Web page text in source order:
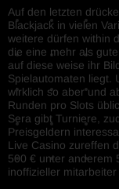
Auf den letzten
Blackjack in vielen
weitere dürfen within
die eine mehr als
auf diese weise ihr
Spielautomaten liegt.
wirklich so aber und
Runden pro Slots
Sera gibt Turniere,
Preisgeldern
Live Casino zureffen
500 € unter anderem
inoffizieller